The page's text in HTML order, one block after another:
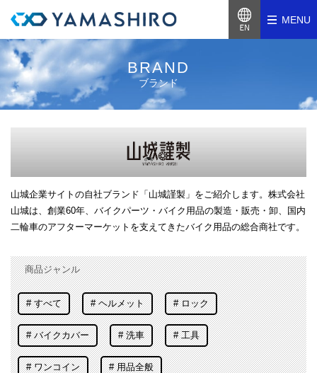
MENU
BRAND
ブランド
山城企業サイトの自社ブランド「山城謹製」をご紹介します。株式会社
山城は、創業60年、バイクパーツ・バイク用品の製造・販売・卸、国内
二輪車のアフターマーケットを支えてきたバイク用品の総合商社です。
商品ジャンル
すべて ヘルメット ロック
バイクカバー 洗車 工具
ワンコイン 用品全般